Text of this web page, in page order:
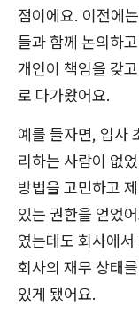
점이에요. 이전에
들과 함께 논의하
개인이 책임을 갖
로 다가왔어요.
예를 들자면, 입사
리하는 사람이 없
방법을 고민하고
있는 권한을 얻었
였는데도 회사에
회사의 재무 상태
있게 됐어요.